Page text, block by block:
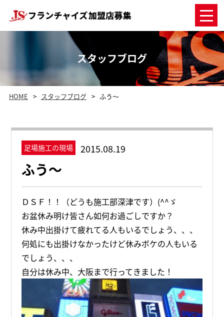
スタッフブログ
HOME スタッフブログ ふう～
足場施工の現場 2015.08.19
ふう～
ＤＳＦ！！（どうも施工部深津です）(^^ゞ
お盆休み明け皆さん如何お過ごしですか？
休み中出掛けて疲れてる人もいるでしょう、、、
何処にも出掛けなかったけど休みボケの人もいる
でしょう、、、
自分は休み中、大阪まで行ってきました！